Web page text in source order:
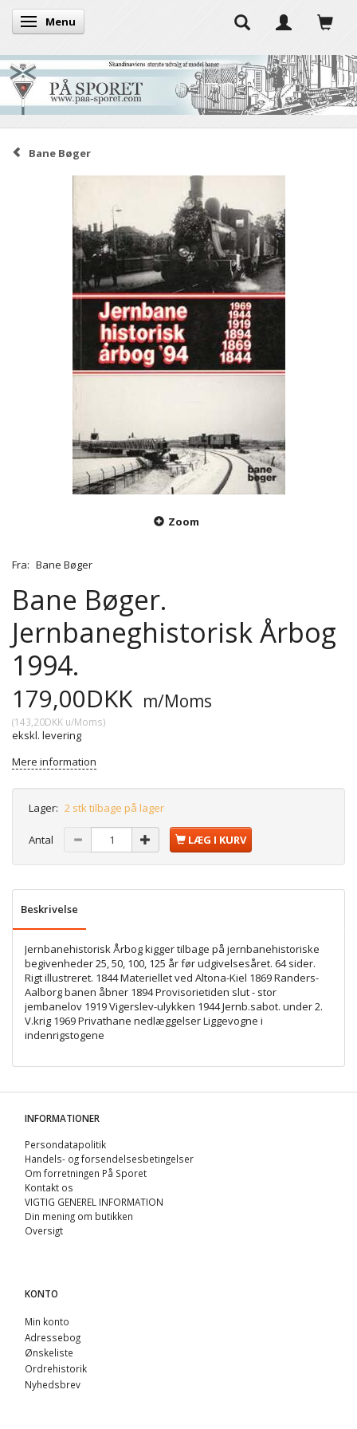
Skifte navigation
Menu
Bane Bøger
Zoom
Fra: Bane Bøger
Bane Bøger.
Jernbaneghistorisk Årbog
1994.
179,00DKK m/Moms
(143,20DKK u/Moms)
ekskl. levering
Mere information
Lager: 2 stk tilbage på lager
Antal LÆG I KURV
Beskrivelse
Jernbanehistorisk Årbog kigger tilbage på jernbanehistoriske
begivenheder 25, 50, 100, 125 år før udgivelsesåret. 64 sider.
Rigt illustreret. 1844 Materiellet ved Altona-Kiel 1869 Randers-
Aalborg banen åbner 1894 Provisorietiden slut - stor
jembanelov 1919 Vigerslev-ulykken 1944 Jernb.sabot. under 2.
V.krig 1969 Privathane nedlæggelser Liggevogne i
indenrigstogene
INFORMATIONER
Persondatapolitik
Handels- og forsendelsesbetingelser
Om forretningen På Sporet
Kontakt os
VIGTIG GENEREL INFORMATION
Din mening om butikken
Oversigt
KONTO
Min konto
Adressebog
Ønskeliste
Ordrehistorik
Nyhedsbrev